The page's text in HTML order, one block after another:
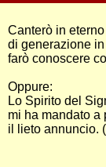
Canterò in
di generazione
farò conoscere
Oppure:
Lo Spirito del
mi ha mandato a
il lieto annuncio.